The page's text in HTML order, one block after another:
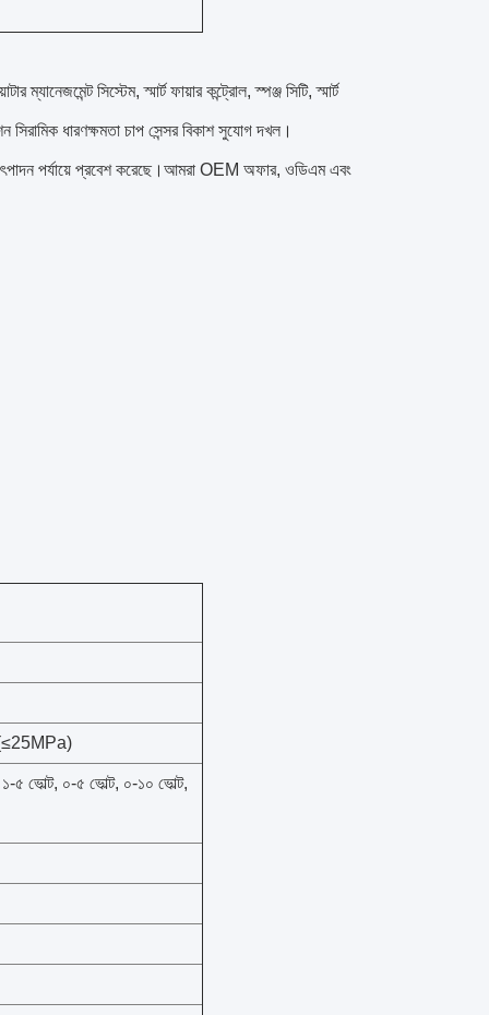
সিস্টেম, স্মার্ট ফায়ার কন্ট্রোল, স্পঞ্জ সিটি, স্মার্ট
ধারণক্ষমতা চাপ সেন্সর বিকাশ সুযোগ দখল।
উৎপাদন পর্যায়ে প্রবেশ করেছে।আমরা OEM অফার, ওডিএম এবং
ভোল্ট, ০-৫ ভোল্ট, ০-১০ ভোল্ট,